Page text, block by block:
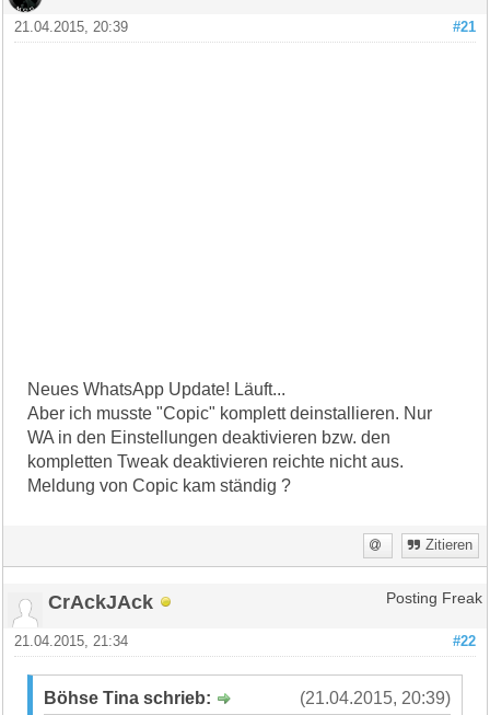
#21
21.04.2015, 20:39
Neues WhatsApp Update! Läuft...
Aber ich musste "Copic" komplett deinstallieren. Nur
WA in den Einstellungen deaktivieren bzw. den
kompletten Tweak deaktivieren reichte nicht aus.
Meldung von Copic kam ständig ?
Zitieren
CrAckJAck Posting Freak
#22
21.04.2015, 21:34
(21.04.2015, 20:39)
Böhse Tina schrieb: